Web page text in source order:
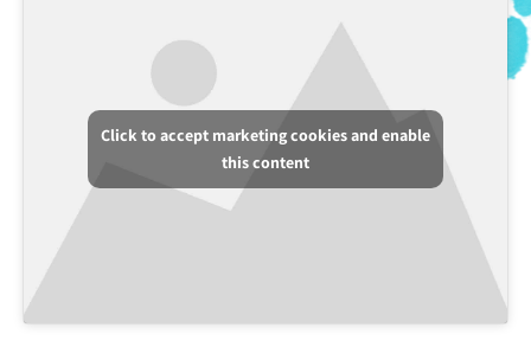
Click to accept marketing cookies and enable
this content